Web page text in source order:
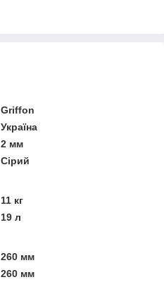
Griffon
Україна
2 мм
Сірий
11 кг
19 л
260 мм
260 мм